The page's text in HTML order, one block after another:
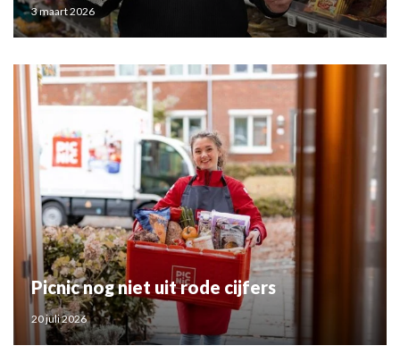
3 maart 2026
Picnic nog niet uit rode cijfers
20 juli 2026